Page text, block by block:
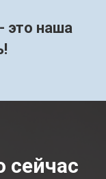
это наша
сейчас